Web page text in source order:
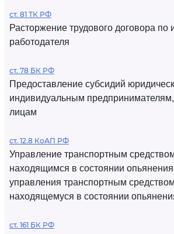
ст. 81 ТК РФ
Расторжение трудового договора по
работодателя
ст. 78 БК РФ
Предоставление субсидий
индивидуальным
лицам
ст. 12.8 КоАП РФ
Управление транспортным
находящимся в состоянии
управления транспортным
находящемуся в состоянии
ст. 161 БК РФ